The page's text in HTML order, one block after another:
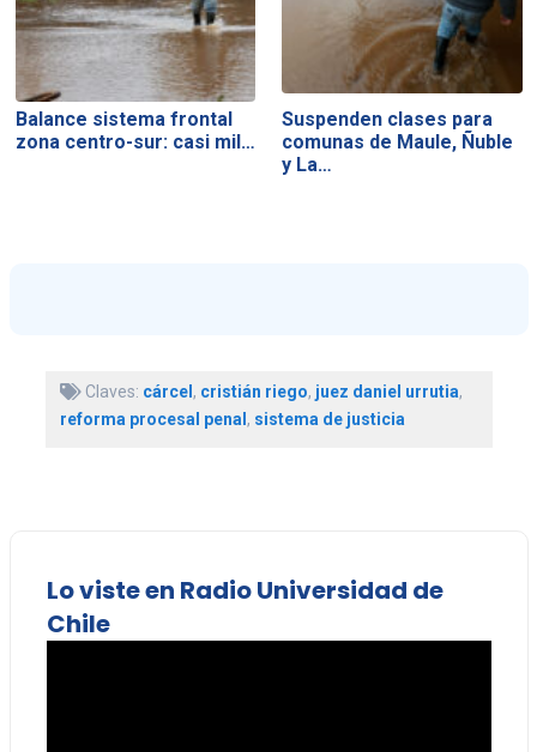
Balance sistema frontal
zona centro-sur: casi mil…
Suspenden clases para
comunas de Maule, Ñuble
y La…
Claves: cárcel, cristián riego, juez daniel urrutia,
reforma procesal penal, sistema de justicia
Lo viste en Radio Universidad de
Chile